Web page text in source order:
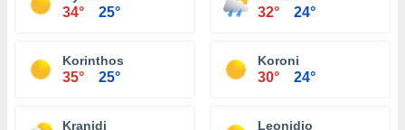
34° 25° 32° 24°
Korinthos
35° 25°
Koroni
30° 24°
Kranidi Leonidio